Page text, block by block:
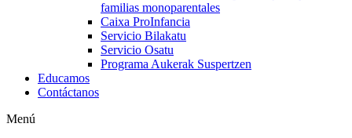
familias monoparentales
Caixa ProInfancia
Servicio Bilakatu
Servicio Osatu
Programa Aukerak Suspertzen
Educamos
Contáctanos
Menú